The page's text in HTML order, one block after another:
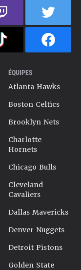
ÉQUIPES
Atlanta Hawks
Boston Celtics
Brooklyn Nets
Charlotte
Hornets
Chicago Bulls
Cleveland
Cavaliers
Dallas Mavericks
Denver Nuggets
Detroit Pistons
Golden State